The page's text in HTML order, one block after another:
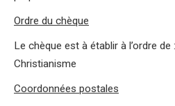
Ordre du chèque
Le chèque est à établir à l’ordre de
Christianisme
Coordonnées postales